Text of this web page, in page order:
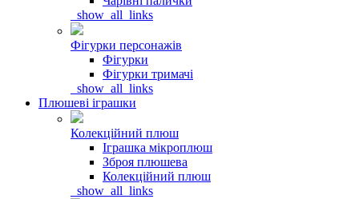
_show_all_links
Фігурки персонажів
Фігурки
Фігурки тримачі
_show_all_links
Плюшеві іграшки
Колекційний плюш
Іграшка мікроплюш
Зброя плюшева
Колекційний плюш
_show_all_links